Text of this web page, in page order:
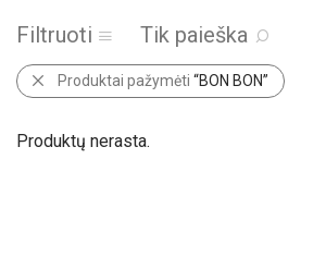
Filtruoti Tik paieška
Produktai pažymėti “BON BON”
Produktų nerasta.